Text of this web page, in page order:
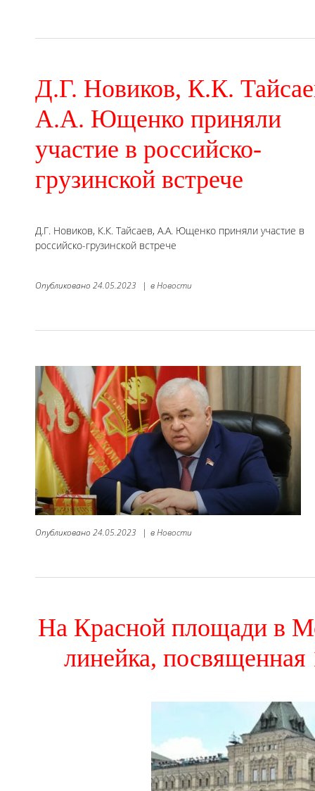
Д.Г. Новиков, К.К.
А.А. Ющенко приняли
участие в российско-
грузинской встрече
Д.Г. Новиков, К.К. Тайсаев, А.А. Ющенко приняли участие в
российско-грузинской встрече
Опубликовано 24.05.2023 | вНовости
Опубликовано 24.05.2023 | вНовости
На Красной площади в
линейка,